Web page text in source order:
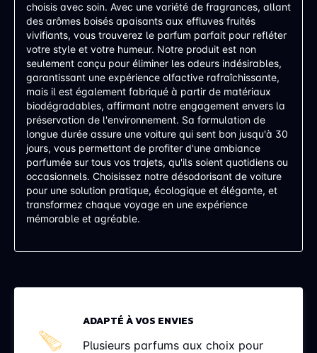
choisis avec soin. Avec une variété de fragrances, allant
des arômes boisés apaisants aux effluves fruités
vivifiants, vous trouverez le parfum parfait pour refléter
votre style et votre humeur. Notre produit est non
seulement conçu pour éliminer les odeurs indésirables,
garantissant une expérience olfactive rafraîchissante,
mais il est également fabriqué à partir de matériaux
biodégradables, affirmant notre engagement envers la
préservation de l'environnement. Sa formulation de
longue durée assure une voiture qui sent bon jusqu'à 30
jours, vous permettant de profiter d'une ambiance
parfumée sur tous vos trajets, qu'ils soient quotidiens ou
occasionnels. Choisissez notre désodorisant de voiture
pour une solution pratique, écologique et élégante, et
transformez chaque voyage en une expérience
mémorable et agréable.
ADAPTÉ À VOS ENVIES
Plusieurs parfums aux choix pour